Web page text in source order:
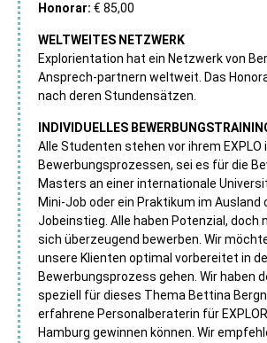
Honorar: € 85,00
WELTWEITES NETZWERK
Explorientation hat ein Netzwerk von
Ansprech-partnern weltweit. Das
nach deren Stundensätzen.
INDIVIDUELLES
Alle Studenten stehen vor ihrem EXPLO
Bewerbungsprozessen, sei es für die
Masters an einer internationale
Mini-Job oder ein Praktikum im Ausland
Jobeinstieg. Alle haben Potenzial, doch
sich überzeugend bewerben. Wir
unsere Klienten optimal vorbereitet in
Bewerbungsprozess gehen. Wir haben
speziell für dieses Thema Bettina
erfahrene Personalberaterin für
Hamburg gewinnen können. Wir